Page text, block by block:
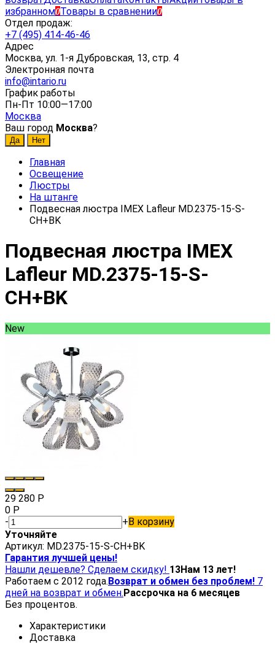
избранном0Товары в сравнении0
Отдел продаж:
+7 (495) 414-46-46
Адрес
Москва, ул. 1-я Дубровская, 13, стр. 4
Электронная почта
info@intario.ru
График работы
Пн-Пт 10:00—17:00
Москва
Ваш город Москва?
Главная
Освещение
Люстры
На штанге
Подвесная люстра IMEX Lafleur MD.2375-15-S-
CH+BK
Подвесная люстра IMEX
Lafleur MD.2375-15-S-
CH+BK
New
29 280 Р
0 Р
-
+В корзину
Уточняйте
Артикул: MD.2375-15-S-CH+BK
Гарантия лучшей цены!
Нашли дешевле? Сделаем скидку! 13Нам 13 лет!
Работаем с 2012 года.Возврат и обмен без проблем! 7
дней на возврат и обмен.Рассрочка на 6 месяцев
Без процентов.
Характеристики
Доставка